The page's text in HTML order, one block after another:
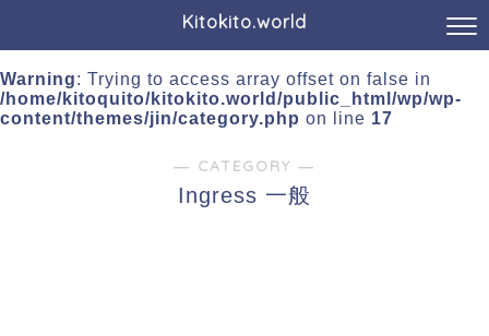
Kitokito.world
Warning: Trying to access array offset on false in
/home/kitoquito/kitokito.world/public_html/wp/wp-
content/themes/jin/category.php on line 17
― CATEGORY ―
Ingress 一般